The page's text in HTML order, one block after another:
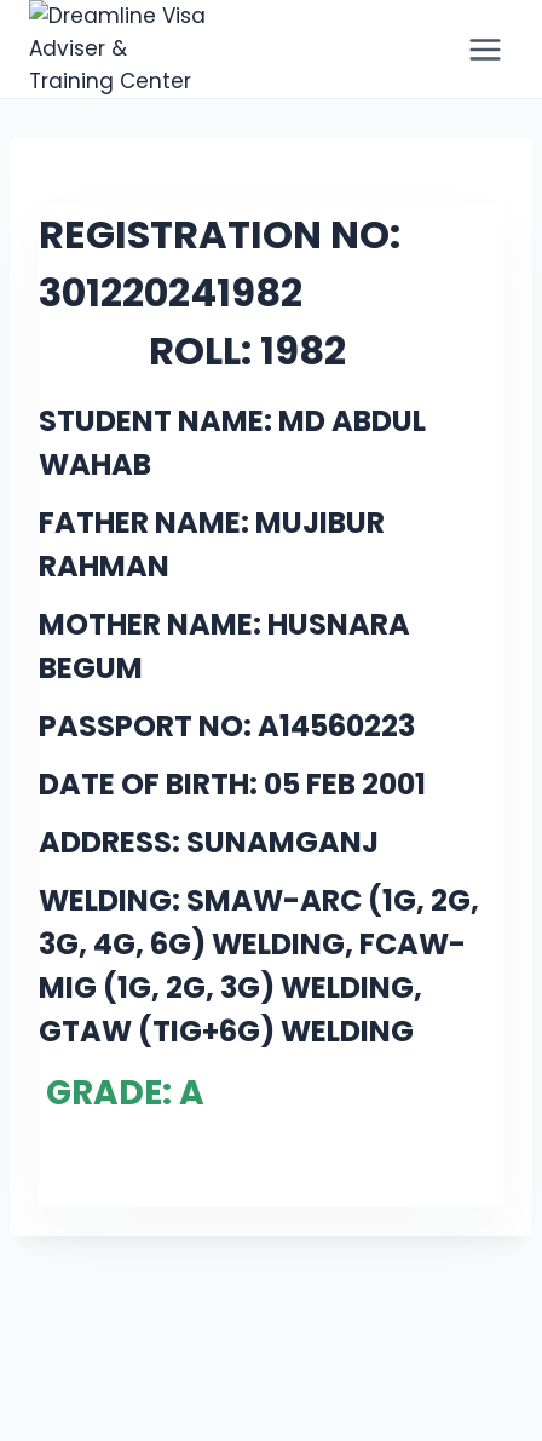
REGISTRATION NO:
301220241982
ROLL: 1982
STUDENT NAME: MD ABDUL
WAHAB
FATHER NAME: MUJIBUR
RAHMAN
MOTHER NAME: HUSNARA
BEGUM
PASSPORT NO: A14560223
DATE OF BIRTH: 05 FEB 2001
ADDRESS: SUNAMGANJ
WELDING: SMAW-ARC (1G, 2G,
3G, 4G, 6G) WELDING, FCAW-
MIG (1G, 2G, 3G) WELDING,
GTAW (TIG+6G) WELDING
GRADE: A